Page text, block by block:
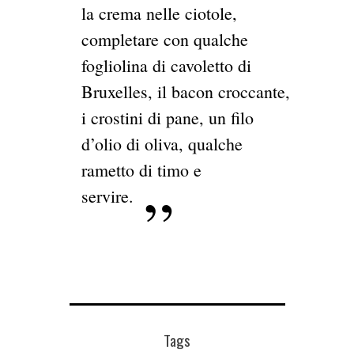
la crema nelle ciotole,
completare con qualche
fogliolina di cavoletto di
Bruxelles, il bacon croccante,
i crostini di pane, un filo
d’olio di oliva, qualche
rametto di timo e
servire.
Tags